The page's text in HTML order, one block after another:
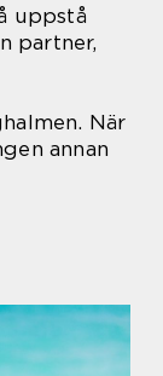
uppstå
partner,
När
annan